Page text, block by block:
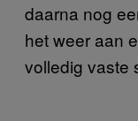
daarna nog
het weer aan
volledig vaste